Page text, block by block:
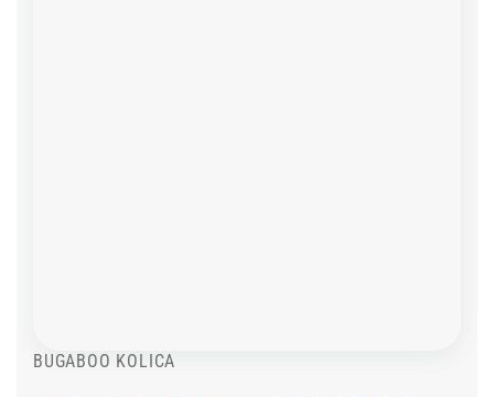
BUGABOO KOLICA